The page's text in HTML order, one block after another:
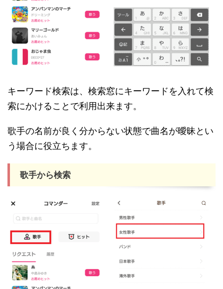
キーワード検索は、検索窓にキーワードを入れて検
索にかけることで利用出来ます。
歌手の名前が良く分からない状態で曲名が曖昧とい
う場合に役立ちます。
歌手から検索